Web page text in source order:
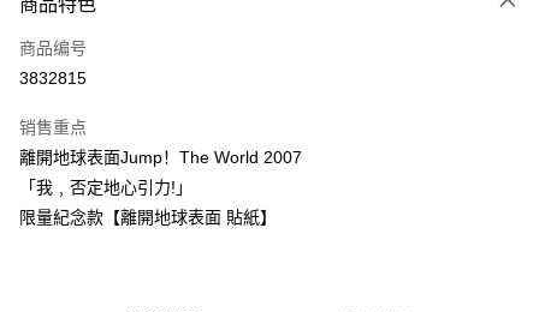
信用卡一次付款
超商取货付款
Apple Pay
悠遊付
商品特色
商品编号
3832815
销售重点
離開地球表面Jump！The World 2007
「我﹐否定地心引力!」
限量紀念款【離開地球表面 貼紙】